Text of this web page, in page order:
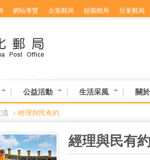
網站導覽 企業郵局 校園郵局 兒童郵局
公益活動 生活采風 關
> 經理與民有約
經理與民有